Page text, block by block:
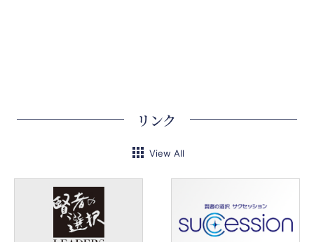
リンク
View All